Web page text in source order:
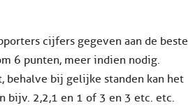
cijfers gegeven aan de beste
6 punten, meer indien nodig.
behalve bij gelijke standen kan het
bijv. 2,2,1 en 1 of 3 en 3 etc. etc.